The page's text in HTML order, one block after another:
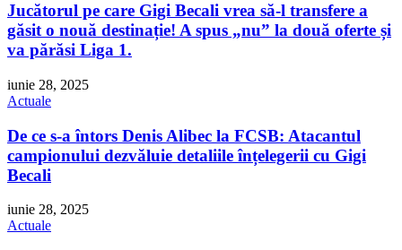
Jucătorul pe care Gigi Becali vrea să-l transfere a
găsit o nouă destinație! A spus „nu” la două oferte și
va părăsi Liga 1.
iunie 28, 2025
Actuale
De ce s-a întors Denis Alibec la FCSB: Atacantul
campionului dezvăluie detaliile înțelegerii cu Gigi
Becali
iunie 28, 2025
Actuale